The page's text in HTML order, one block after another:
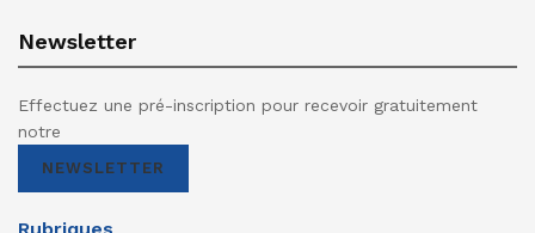
Newsletter
Effectuez une pré-inscription pour recevoir gratuitement
notre
NEWSLETTER
Rubriques